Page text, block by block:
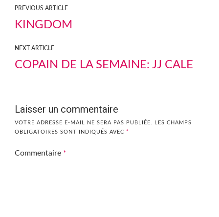
PREVIOUS ARTICLE
KINGDOM
NEXT ARTICLE
COPAIN DE LA SEMAINE: JJ CALE
Laisser un commentaire
VOTRE ADRESSE E-MAIL NE SERA PAS PUBLIÉE.
LES CHAMPS
OBLIGATOIRES SONT INDIQUÉS AVEC *
Commentaire *